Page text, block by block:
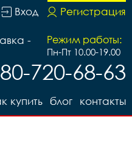
Регистрация
Вход
Режим работы:
Пн-Пт 10.00-19.00
-
720-68-63
контакты
блог
купить